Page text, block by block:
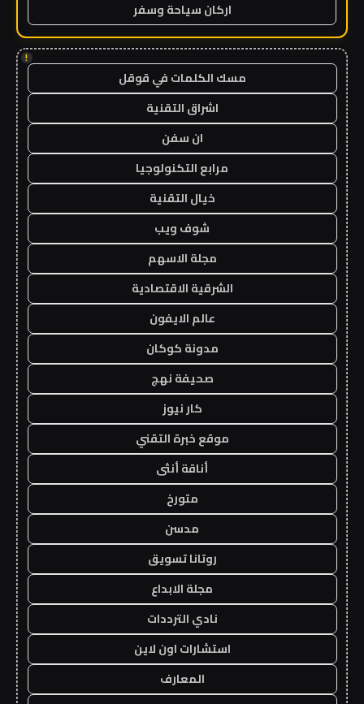
اركان سياحة وسفر
!
مسك الكلمات في قوقل
اشراق التقنية
ان سفن
مرابع التكنولوجيا
خيال التقنية
شوف ويب
مجلة الاسهم
الشرقية الاقتصادية
عالم الايفون
مدونة كوكان
صحيفة نهج
كار نيوز
موقع خبرة التقني
أناقة أنثى
متورخ
مدسن
روتانا تسويق
مجلة الابداع
نادي الترددات
استشارات اون لاين
المعارف